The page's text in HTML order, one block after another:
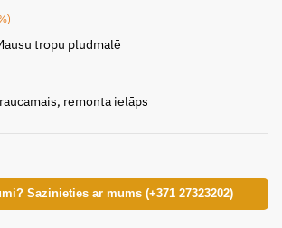
tropu pludmalē
remonta ielāps
Sazinieties ar mums (+371 27323202)